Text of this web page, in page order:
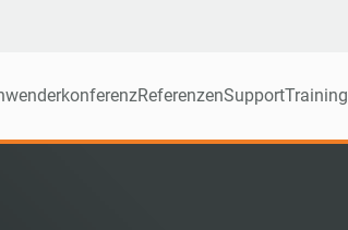
ReferenzenSupportTraining